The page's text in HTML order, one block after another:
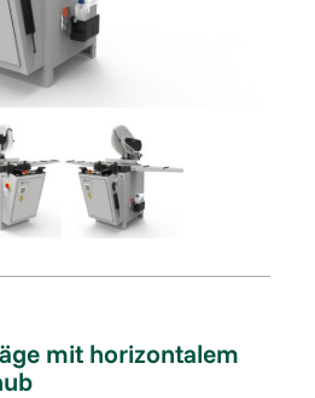
mit horizontalem